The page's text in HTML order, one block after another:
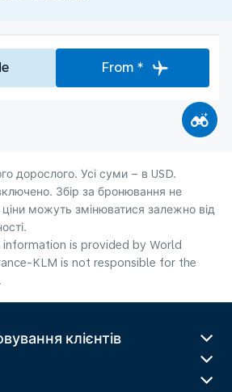
From *
дорослого. Усі суми – в USD.
Збір за бронювання не
ціни можуть змінюватися залежно від
is provided by World
KLM is not responsible for the
клієнтів